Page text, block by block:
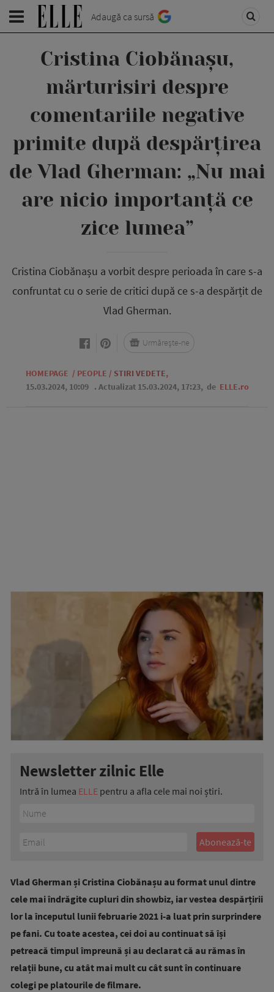
Adaugă ca sursă
Cristina Ciobănașu,
mărturisiri despre
comentariile negative
primite după despărțirea
de Vlad Gherman: „Nu mai
are nicio importanță ce
zice lumea”
Cristina Ciobănașu a vorbit despre perioada în care s-a
confruntat cu o serie de critici după ce s-a despărțit de
Vlad Gherman.
HOMEPAGE / PEOPLE / STIRI VEDETE,
15.03.2024, 10:09 . Actualizat 15.03.2024, 17:23, de ELLE.ro
Urmărește-ne
Newsletter zilnic Elle
Intră în lumea ELLE pentru a afla cele mai noi știri.
Vlad Gherman și Cristina Ciobănașu au format unul dintre
cele mai îndrăgite cupluri din showbiz, iar vestea despărțirii
lor la începutul lunii februarie 2021 i-a luat prin surprindere
pe fani. Cu toate acestea, cei doi au continuat să își
petreacă timpul împreună și au declarat că au rămas în
relații bune, cu atât mai mult cu cât sunt în continuare
colegi pe platourile de filmare.